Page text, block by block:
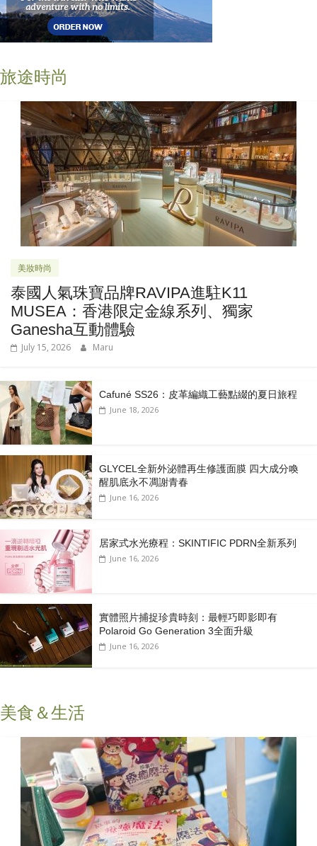
旅途時尚
美妝時尚
泰國人氣珠寶品牌RAVIPA進駐K11
MUSEA：香港限定金線系列、獨家
Ganesha互動體驗
July 15, 2026 Maru
Cafuné SS26：皮革編織工藝點綴的夏日旅程
June 18, 2026
GLYCEL全新外泌體再生修護面膜 四大成分喚
醒肌底永不凋謝青春
June 16, 2026
居家式水光療程：SKINTIFIC PDRN全新系列
June 16, 2026
實體照片捕捉珍貴時刻：最輕巧即影即有
Polaroid Go Generation 3全面升級
June 16, 2026
美食＆生活